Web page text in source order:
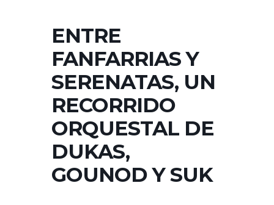
ENTRE
FANFARRIAS Y
SERENATAS, UN
RECORRIDO
ORQUESTAL DE
DUKAS,
GOUNOD Y SUK